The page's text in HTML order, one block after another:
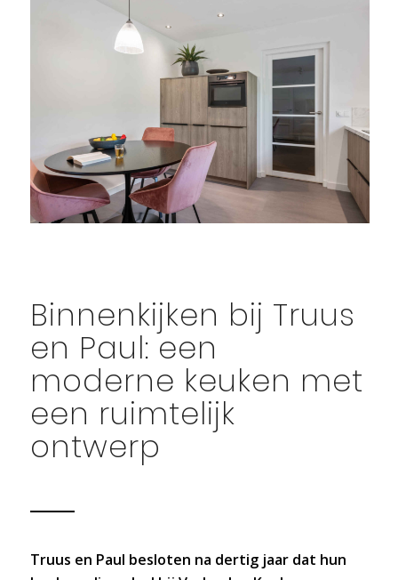
Binnenkijken bij Truus
en Paul: een
moderne keuken met
een ruimtelijk
ontwerp
Truus en Paul besloten na dertig jaar dat hun